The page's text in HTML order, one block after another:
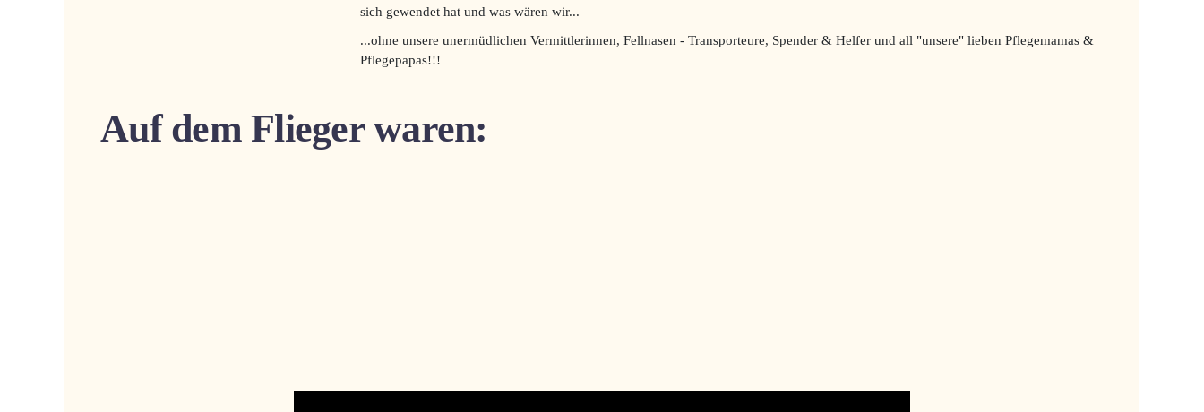
sich gewendet hat und was wären wir...
...ohne unsere unermüdlichen Vermittlerinnen, Fellnasen - Transporteure, Spender & Helfer und all "unsere" lieben Pflegemamas &
Pflegepapas!!!
Auf dem Flieger waren: